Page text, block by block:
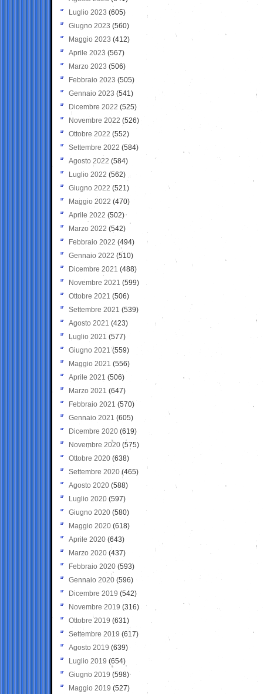
Luglio 2023 (605)
Giugno 2023 (560)
Maggio 2023 (412)
Aprile 2023 (567)
Marzo 2023 (506)
Febbraio 2023 (505)
Gennaio 2023 (541)
Dicembre 2022 (525)
Novembre 2022 (526)
Ottobre 2022 (552)
Settembre 2022 (584)
Agosto 2022 (584)
Luglio 2022 (562)
Giugno 2022 (521)
Maggio 2022 (470)
Aprile 2022 (502)
Marzo 2022 (542)
Febbraio 2022 (494)
Gennaio 2022 (510)
Dicembre 2021 (488)
Novembre 2021 (599)
Ottobre 2021 (506)
Settembre 2021 (539)
Agosto 2021 (423)
Luglio 2021 (577)
Giugno 2021(559)
Maggio 2021 (556)
Aprile 2021 (506)
Marzo 2021 (647)
Febbraio 2021 (570)
Gennaio 2021 (605)
Dicembre 2020 (619)
Novembre 2020 (575)
Ottobre 2020 (638)
Settembre 2020(465)
Agosto 2020 (588)
Luglio 2020 (597)
Giugno 2020 (580)
Maggio 2020 (618)
Aprile 2020 (643)
Marzo 2020 (437)
Febbraio 2020 (593)
Gennaio 2020 (596)
Dicembre 2019 (542)
Novembre 2019 (316)
Ottobre 2019 (631)
Settembre 2019 (617)
Agosto 2019 (639)
Luglio 2019 (654)
Giugno 2019 (598)
Maggio 2019 (527)